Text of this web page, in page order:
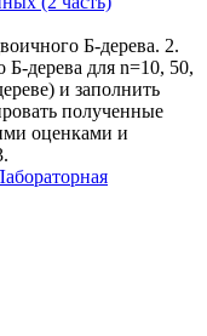
Б-дерева. 2.
дерева для n=10, 50,
и заполнить
полученные
оценками и